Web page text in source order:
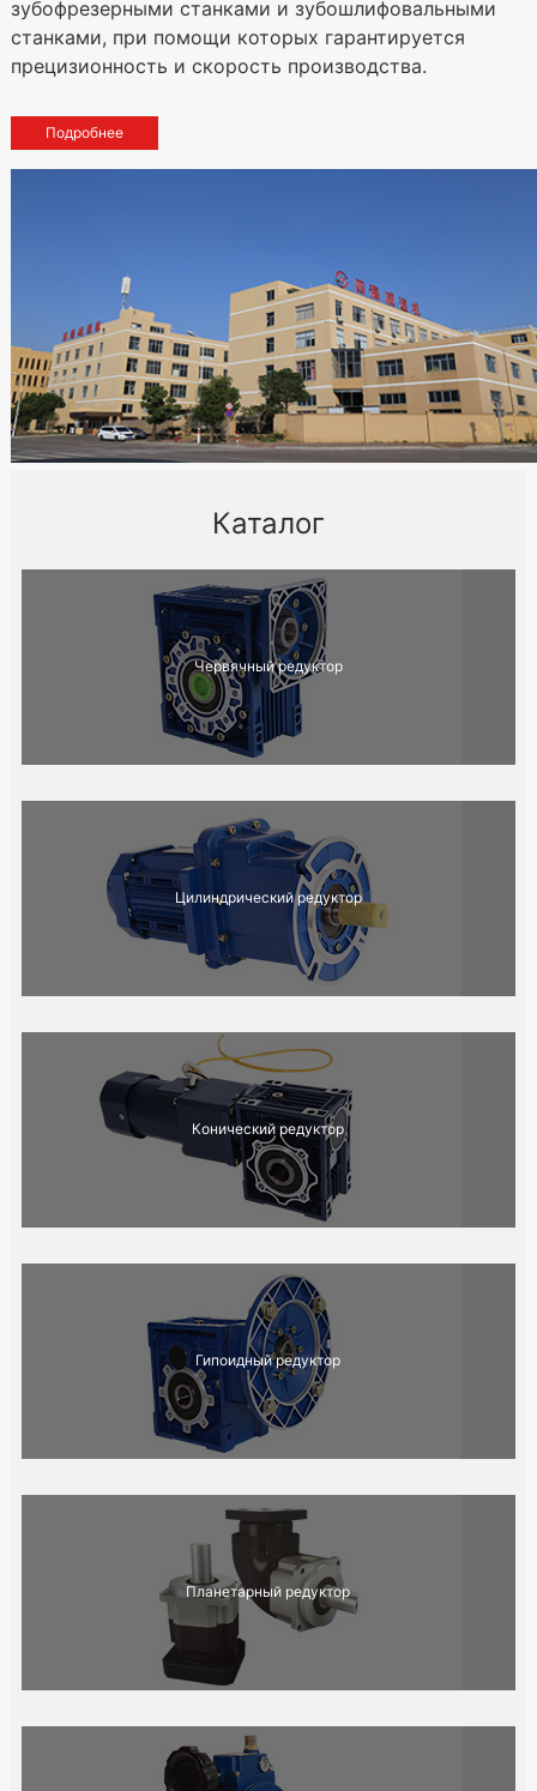
зубофрезерными станками и зубошлифовальными
станками, при помощи которых гарантируется
прецизионность и скорость производства.
Подробнее
Каталог
Червячный редуктор
Цилиндрический редуктор
Конический редуктор
Гипоидный редуктор
Планетарный редуктор